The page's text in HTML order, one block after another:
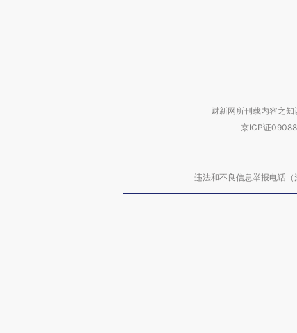
财新网所刊载内容之
京ICP证
违法和不良信息举报电话